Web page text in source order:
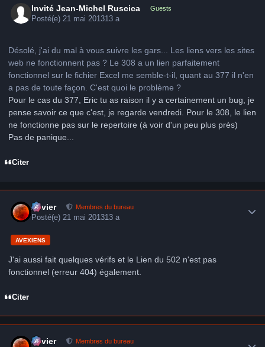
Invité Jean-Michel Ruscica Guests
Posté(e)21 mai 201313 a
Désolé, j'ai du mal à vous suivre les gars... Les liens vers les sites
web ne fonctionnent pas ? Le 308 a un lien parfaitement
fonctionnel sur le fichier Excel me semble-t-il, quant au 377 il n'en
a pas de toute façon. C'est quoi le problème ?
Pour le cas du 377, Eric tu as raison il y a certainement un bug, je
pense savoir ce que c'est, je regarde vendredi. Pour le 308, le lien
ne fonctionne pas sur le repertoire (à voir d'un peu plus près)
Pas de panique...
Citer
Xavier Membres du bureau
Posté(e)21 mai 201313 a
AVEXIENS
J'ai aussi fait quelques vérifs et le Lien du 502 n'est pas
fonctionnel (erreur 404) également.
Citer
Xavier Membres du bureau